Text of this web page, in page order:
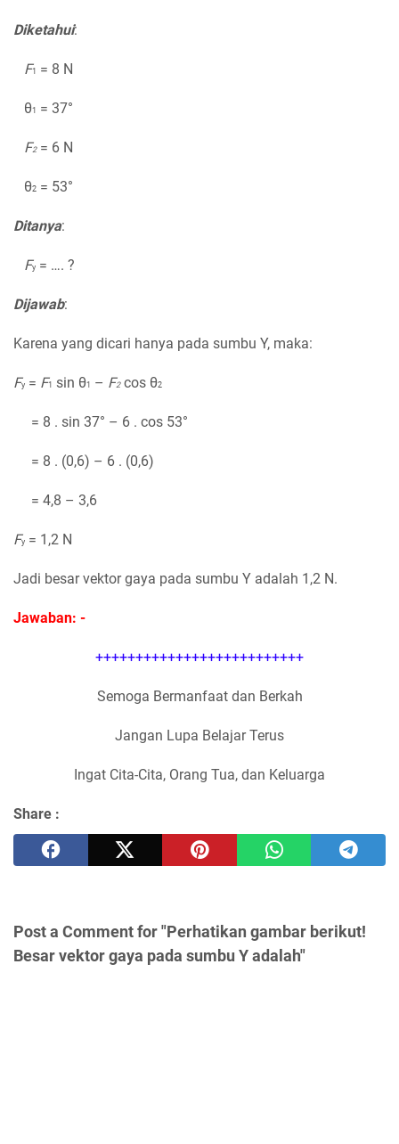
Diketahui:
F1 = 8 N
θ1 = 37°
F2= 6 N
θ2 = 53°
Ditanya:
Fy = …. ?
Dijawab:
Karena yang dicari hanya pada sumbu Y, maka:
Fy = F1 sin θ1 – F2cos θ2
= 8 . sin 37° – 6 . cos 53°
= 8 . (0,6) – 6 . (0,6)
= 4,8 – 3,6
Fy = 1,2 N
Jadi besar vektor gaya pada sumbu Y adalah 1,2 N.
Jawaban: -
++++++++++++++++++++++++++
Semoga Bermanfaat dan Berkah
Jangan Lupa Belajar Terus
Ingat Cita-Cita, Orang Tua, dan Keluarga
Share :
Post a Comment for "Perhatikan gambar berikut!
Besar vektor gaya pada sumbu Y adalah"